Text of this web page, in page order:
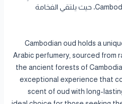
بتجربتك العطرية مع Cambodia Al Oud، حيث يلتقي الفخامة
Cambodian oud holds a
Arabic perfumery, sourced from
the ancient forests of
exceptional experience that
scent of oud with long-